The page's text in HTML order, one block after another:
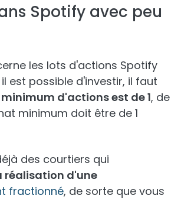
Spotify avec peu
les lots d'actions Spotify
est possible d'investir, il faut
d'actions est de 1, de
minimum doit être de 1
des courtiers qui
réalisation d'une
fractionné, de sorte que vous